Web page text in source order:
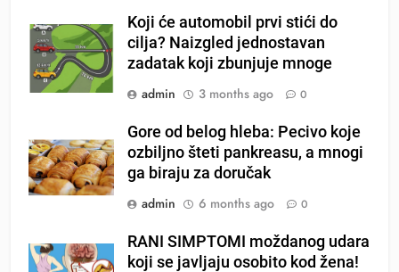
Koji će automobil prvi stići do
cilja? Naizgled jednostavan
zadatak koji zbunjuje mnoge
admin
3 months ago 0
Gore od belog hleba: Pecivo koje
ozbiljno šteti pankreasu, a mnogi
ga biraju za doručak
admin
6 months ago 0
RANI SIMPTOMI moždanog udara
koji se javljaju osobito kod žena!